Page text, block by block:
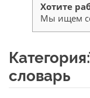
Хотите
Мы ищем
словарь